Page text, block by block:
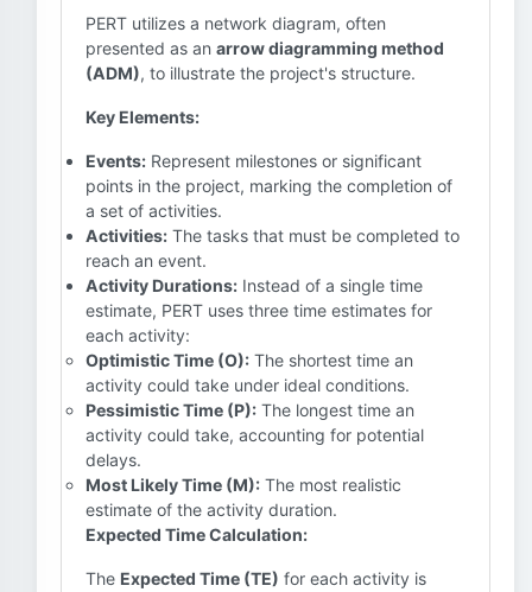
PERT utilizes a network diagram, often
presented as an arrow diagramming method
(ADM), to illustrate the project's structure.
Key Elements:
Events: Represent milestones or significant
points in the project, marking the completion of
a set of activities.
Activities: The tasks that must be completed to
reach an event.
Activity Durations: Instead of a single time
estimate, PERT uses three time estimates for
each activity:
Optimistic Time (O): The shortest time an
activity could take under ideal conditions.
Pessimistic Time (P): The longest time an
activity could take, accounting for potential
delays.
Most Likely Time (M): The most realistic
estimate of the activity duration.
Expected Time Calculation:
The Expected Time (TE) for each activity is